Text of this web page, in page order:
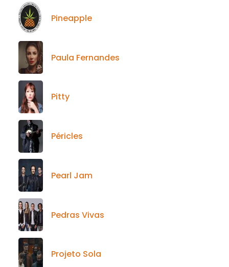
Pineapple
Paula Fernandes
Pitty
Péricles
Pearl Jam
Pedras Vivas
Projeto Sola